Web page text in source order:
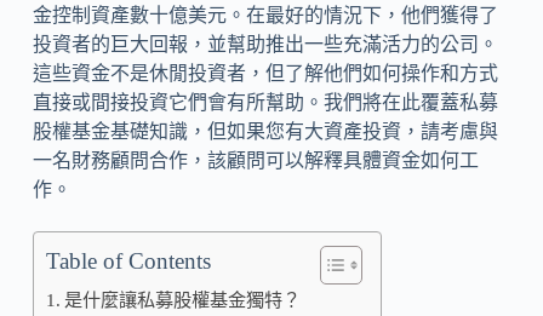
金控制資產數十億美元。在最好的情況下，他們獲得了
投資者的巨大回報，並幫助推出一些充滿活力的公司。
這些資金不是休閒投資者，但了解他們如何操作和方式
直接或間接投資它們會有所幫助。我們將在此覆蓋私募
股權基金基礎知識，但如果您有大資產投資，請考慮與
一名財務顧問合作，該顧問可以解釋具體資金如何工
作。
Table of Contents
是什麼讓私募股權基金獨特？